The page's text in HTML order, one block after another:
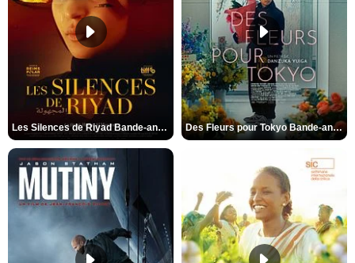
Les Silences de Riyad Bande-annonce VO STFR Des Fleurs pour Tokyo Bande-annonce VO STFR